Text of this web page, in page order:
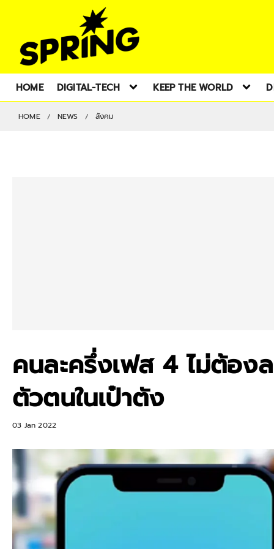
HOME DIGITAL-TECH KEEP THE WORLD
HOME NEWS สังคม
คนละครึ่งเฟส 4 ไม่ต้อง
ตัวตนในเป๋าตัง
03 Jan 2022